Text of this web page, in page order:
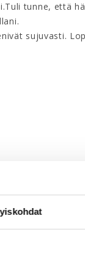
tunne, että
sujuvasti.